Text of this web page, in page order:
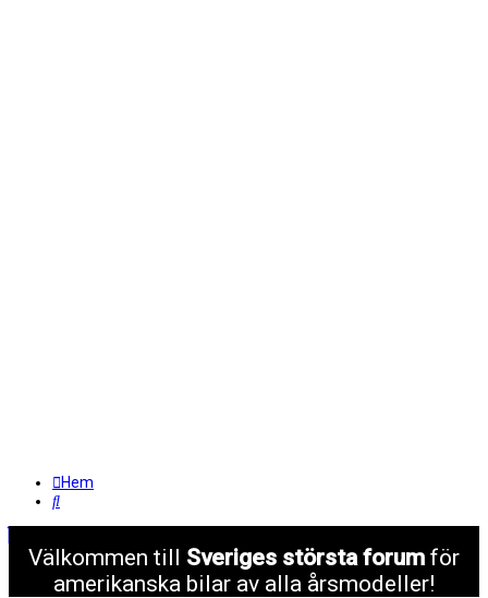
Hem
Sök
Välkommen till Sveriges största forum för
amerikanska bilar av alla årsmodeller!